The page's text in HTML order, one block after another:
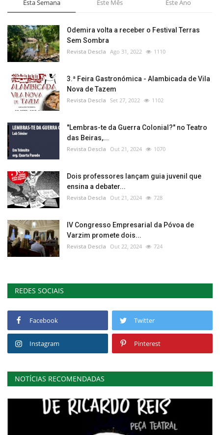
Esta Semana Este Mês Este Ano
Odemira volta a receber o Festival Terras
Sem Sombra
Revista Descla Ago 31, 2022 1110
3.ª Feira Gastronómica - Alambicada de Vila
Nova de Tazem
Revista Descla Set 27, 2022 1102
"Lembras-te da Guerra Colonial?" no Teatro
das Beiras,...
Revista Descla Out 21, 2024 1070
Dois professores lançam guia juvenil que
ensina a debater...
Revista Descla Out 21, 2024 728
IV Congresso Empresarial da Póvoa de
Varzim promete dois...
Revista Descla Out 22, 2024 724
REDES SOCIAIS
Facebook Twitter
Instagram Pinterest
NOTÍCIAS RECOMENDADAS